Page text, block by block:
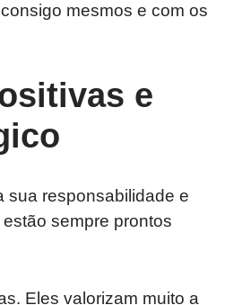
mesmos e com os
e
sua responsabilidade e
sempre prontos
Eles valorizam muito a